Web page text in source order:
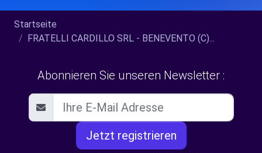
Startseite
FRATELLI CARDILLO SRL - BENEVENTO (C)...
Abonnieren Sie unseren Newsletter :
Jetzt registrieren